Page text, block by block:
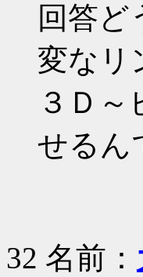
回答ど
変なリ
３Ｄ
せるん
32 名前：